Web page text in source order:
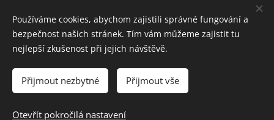
Share
Vytvořeno službou
Používáme cookies, abychom zajistili správné fungování a
bezpečnost našich stránek. Tím vám můžeme zajistit tu
nejlepší zkušenost při jejich návštěvě.
Přijmout nezbytné Přijmout vše
Otevřít pokročilá nastavení